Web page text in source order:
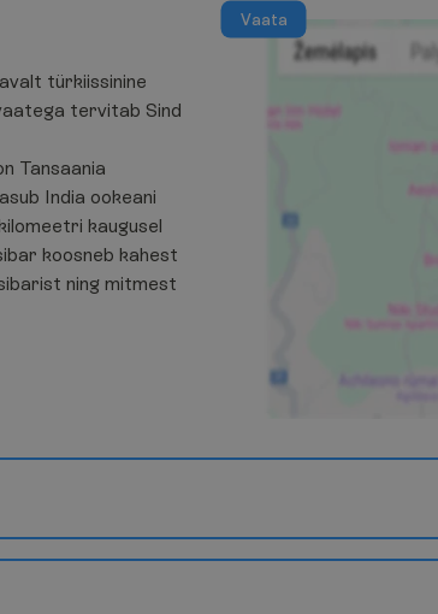
türkiissinine
tervitab Sind
Tansaania
India ookeani
kaugusel
koosneb kahest
ning mitmest
Vaata